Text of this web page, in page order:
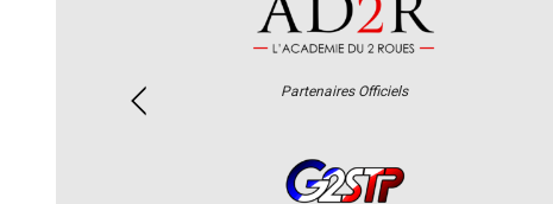
Partenaires Officiels